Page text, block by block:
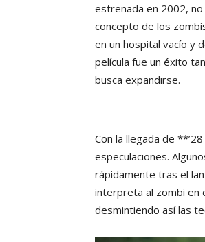
estrenada en 2002,
concepto de los
en un hospital vacío y
película fue un éxito
busca expandirse.
Con la llegada de
especulaciones.
rápidamente tras el
interpreta al zombi en
desmintiendo así las